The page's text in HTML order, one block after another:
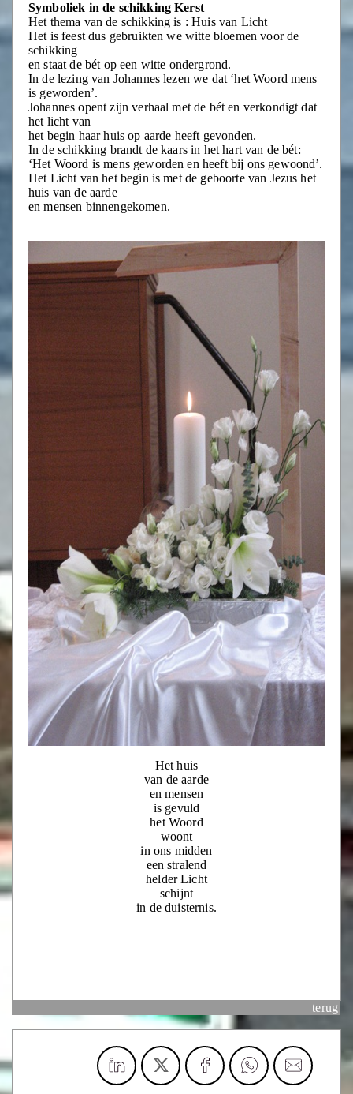
Symboliek in de schikking Kerst
Het thema van de schikking is : Huis van Licht
Het is feest dus gebruikten we witte bloemen voor de
schikking
en staat de bét op een witte ondergrond.
In de lezing van Johannes lezen we dat ‘het Woord mens
is geworden’.
Johannes opent zijn verhaal met de bét en verkondigt dat
het licht van
het begin haar huis op aarde heeft gevonden.
In de schikking brandt de kaars in het hart van de bét:
‘Het Woord is mens geworden en heeft bij ons gewoond’.
Het Licht van het begin is met de geboorte van Jezus het
huis van de aarde
en mensen binnengekomen.
Het huis
van de aarde
en mensen
is gevuld
het Woord
woont
in ons midden
een stralend
helder Licht
schijnt
in de duisternis.
terug